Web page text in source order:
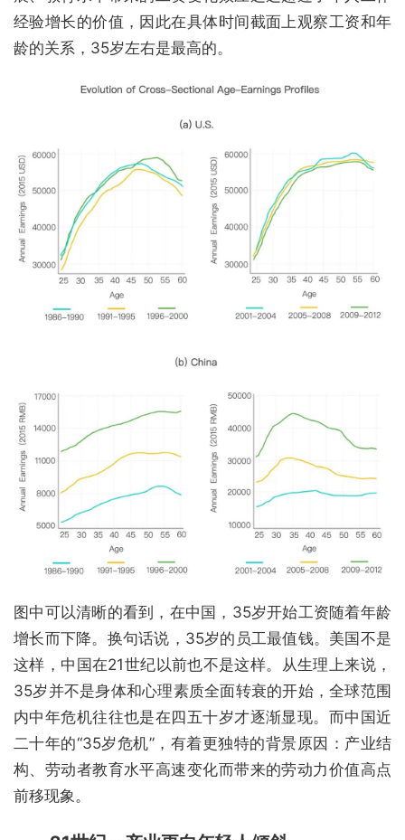
经验增长的价值，因此在具体时间截面上观察工资和年
龄的关系，35岁左右是最高的。
图中可以清晰的看到，在中国，35岁开始工资随着年龄
增长而下降。换句话说，35岁的员工最值钱。美国不是
这样，中国在21世纪以前也不是这样。从生理上来说，
35岁并不是身体和心理素质全面转衰的开始，全球范围
内中年危机往往也是在四五十岁才逐渐显现。而中国近
二十年的“35岁危机”，有着更独特的背景原因：产业结
构、劳动者教育水平高速变化而带来的劳动力价值高点
前移现象。